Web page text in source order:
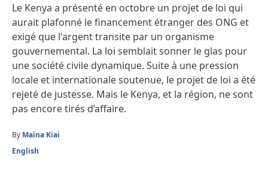
Le Kenya a présenté en octobre un projet de loi qui
aurait plafonné le financement étranger des ONG et
exigé que l'argent transite par un organisme
gouvernemental. La loi semblait sonner le glas pour
une société civile dynamique. Suite à une pression
locale et internationale soutenue, le projet de loi a été
rejeté de justesse. Mais le Kenya, et la région, ne sont
pas encore tirés d’affaire.
By Maina Kiai
English